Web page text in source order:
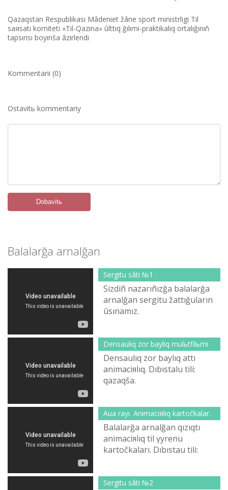
Qazaqstan Respublikası Mâdeniet žâne sport ministrlіgі Tіl
saяsatı komitetі «Tіl-Qazına» ûlttıq ğılımi-praktikalıq ortalığınıñ
tapsırısı boyınša âzіrlendі
Kommentarii (0)
Ostavitь kommentariy
Dobavitь
Balalarğa arnalğan
Sergіtu sâtі №1
Sіzdіñ nazarıñızğa balalarğa
arnalğan sergіtu žattığuların
ûsınamız.
Densaulıq zor baylıq mulьtfilьmі
Densaulıq zor baylıq attı
animaciяlıq. Dıbıstalu tіlі:
qazaqša.
Aua rayı. Animaciяlıq kartočkalar.
Balalarğa arnalğan qızıqtı
animaciяlıq tіl үyrenu
kartočkaları. Dıbıstau tіlі:
Sergіtu sâtі №2